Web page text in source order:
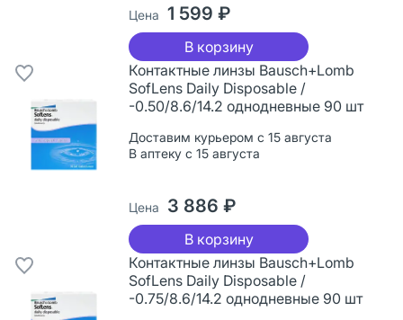
Цена 1 599 ₽
В корзину
Контактные линзы Bausch+Lomb
SofLens Daily Disposable /
-0.50/8.6/14.2 однодневные 90 шт
Доставим курьером с 15 августа
В аптеку с 15 августа
Цена 3 886 ₽
В корзину
Контактные линзы Bausch+Lomb
SofLens Daily Disposable /
-0.75/8.6/14.2 однодневные 90 шт